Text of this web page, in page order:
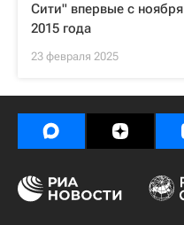
Сити" впервые с ноября
2015 года
23 февраля 2025